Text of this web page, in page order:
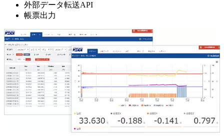
外部データ転送API
帳票出力